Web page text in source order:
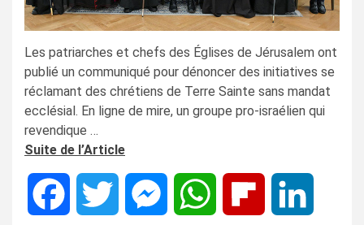
Les patriarches et chefs des Églises de Jérusalem ont
publié un communiqué pour dénoncer des initiatives se
réclamant des chrétiens de Terre Sainte sans mandat
ecclésial. En ligne de mire, un groupe pro-israélien qui
revendique …
Suite de l’Article
Facebook Twitter MessengerWhatsApp Flipboard